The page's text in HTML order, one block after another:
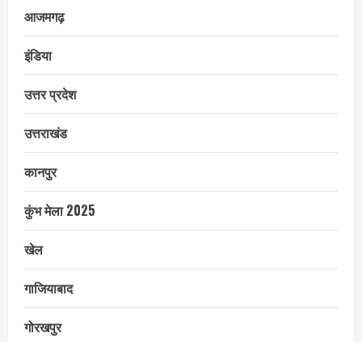
आजमगढ़
इंडिया
उत्तर प्रदेश
उत्तराखंड
कानपुर
कुंभ मेला 2025
खेल
गाजियाबाद
गोरखपुर